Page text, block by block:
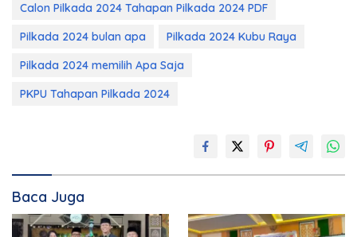
Calon Pilkada 2024 Tahapan Pilkada 2024 PDF
Pilkada 2024 bulan apa
Pilkada 2024 Kubu Raya
Pilkada 2024 memilih Apa Saja
PKPU Tahapan Pilkada 2024
Baca Juga